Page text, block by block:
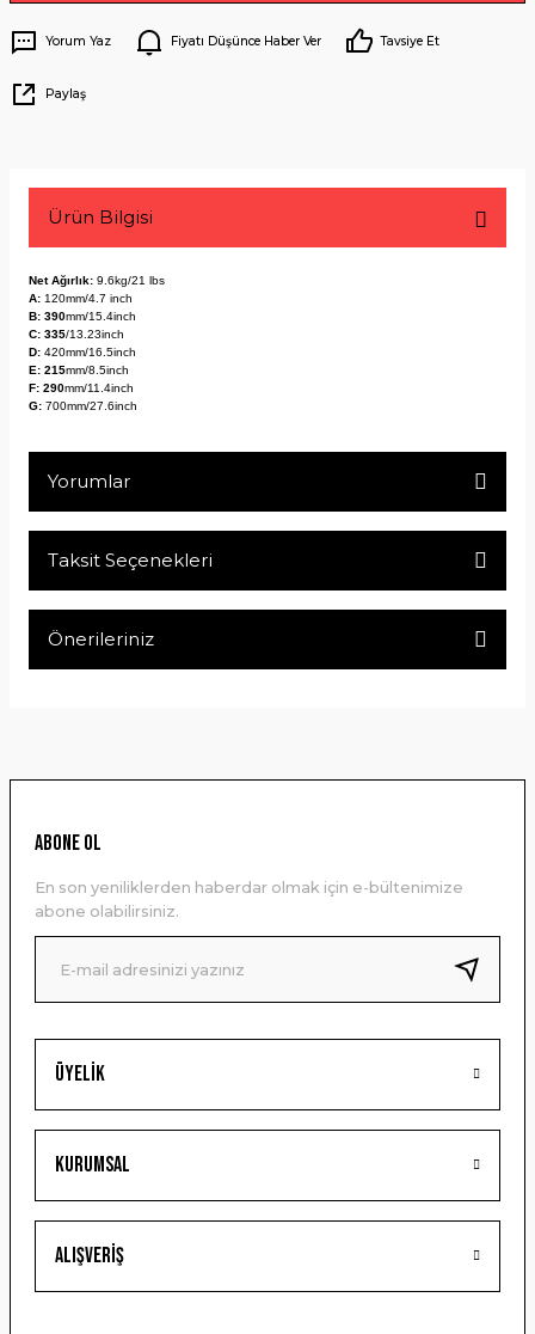
Yorum Yaz Fiyatı Düşünce Haber Ver Tavsiye Et
Paylaş
Ürün Bilgisi
Net Ağırlık: 9.6kg/21 lbs
A: 120mm/4.7 inch
B: 390mm/15.4inch
C: 335/13.23inch
D: 420mm/16.5inch
E: 215mm/8.5inch
F: 290mm/11.4inch
G: 700mm/27.6inch
Yorumlar
Taksit Seçenekleri
Önerileriniz
Ürün resmi kalitesiz, bozuk veya görüntülenemiyor.
Ürün bilgilerinde hatalar bulunuyor.
Ürün fiyatı diğer sitelerden daha pahalı.
Bu ürüne benzer farklı alternatifler olmalı.
Gönder
Üyelik
Kurumsal
Alışveriş
ABONE OL
En son yeniliklerden haberdar olmak için e-bültenimize
abone olabilirsiniz.